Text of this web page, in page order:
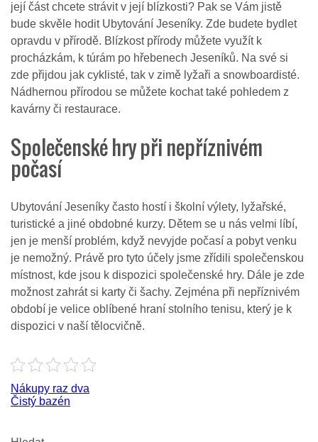
její část chcete strávit v její blízkosti? Pak se Vám jistě
bude skvěle hodit Ubytování Jeseníky. Zde budete bydlet
opravdu v přírodě. Blízkost přírody můžete využít k
procházkám, k túrám po hřebenech Jeseníků. Na své si
zde přijdou jak cyklisté, tak v zimě lyžaři a snowboardisté.
Nádhernou přírodou se můžete kochat také pohledem z
kavárny či restaurace.
Společenské hry při nepříznivém
počasí
Ubytování Jeseníky často hostí i školní výlety, lyžařské,
turistické a jiné obdobné kurzy. Dětem se u nás velmi líbí,
jen je menší problém, když nevyjde počasí a pobyt venku
je nemožný. Právě pro tyto účely jsme zřídili společenskou
místnost, kde jsou k dispozici společenské hry. Dále je zde
možnost zahrát si karty či šachy. Zejména při nepříznivém
období je velice oblíbené hraní stolního tenisu, který je k
dispozici v naší tělocvičně.
Navigace
pro
příspěvek
Nákupy raz dva
Čistý bazén